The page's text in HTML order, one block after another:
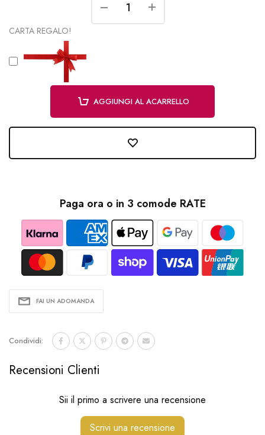
CARTA REGALO!
AGGIUNGI AL ACARRELLO
Paga ora o in 3 comode RATE
FAI UN ADOMANDA
Condividi:
Recensioni Clienti
Sii il primo a scrivere una recensione
Scrivi una recensione